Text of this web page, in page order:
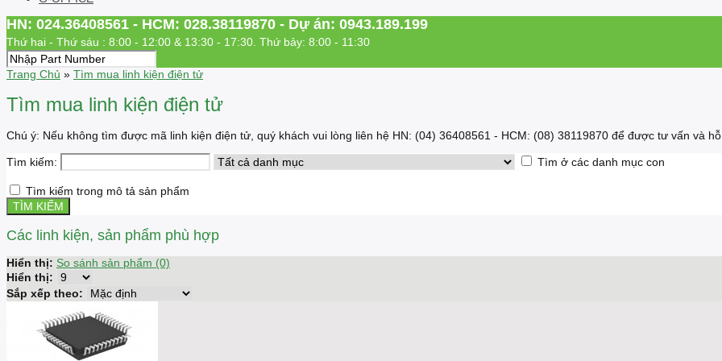
HN: 024.36408561 - HCM: 028.38119870 - Dự án: 0943.189.199
Thứ hai - Thứ sáu : 8:00 - 12:00 & 13:30 - 17:30. Thứ bảy: 8:00 - 11:30
Trang Chủ » Tìm mua linh kiện điện tử
Tìm mua linh kiện điện tử
Chú ý: Nếu không tìm được mã linh kiện điện tử, quý khách vui lòng liên hệ HN: (04) 36408561 - HCM: (08) 38119870 để được tư vấn và
Tìm kiếm: Tìm ở các danh mục con
Tìm kiếm trong mô tả sản phẩm
Các linh kiện, sản phẩm phù hợp
Hiển thị: So sánh sản phẩm (0)
Hiển thị:
Sắp xếp theo: